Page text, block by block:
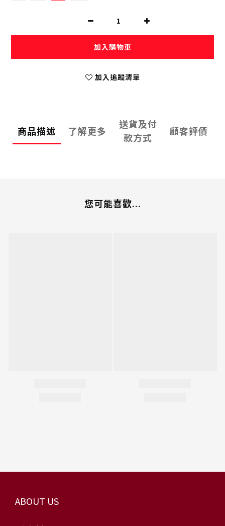
加入購物車
加入追蹤清單
商品描述 了解更多
送貨及付
款方式
顧客評價
您可能喜歡...
ABOUT US